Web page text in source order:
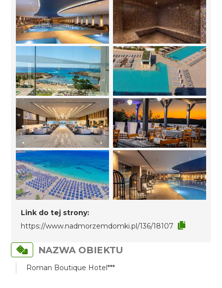
Link do tej strony:
https://www.nadmorzemdomki.pl/136/18107
NAZWA OBIEKTU
Roman Boutique Hotel***